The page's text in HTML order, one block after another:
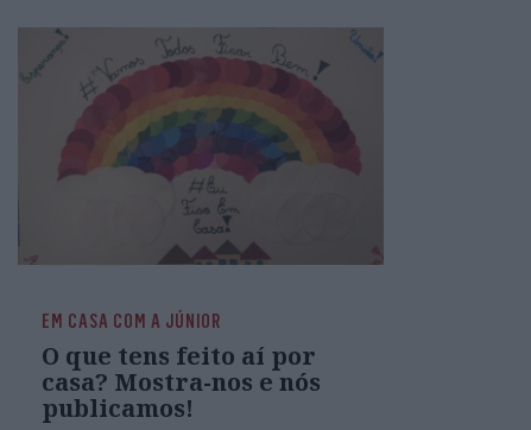
EM CASA COM A JÚNIOR
O que tens feito aí por
casa? Mostra-nos e nós
publicamos!